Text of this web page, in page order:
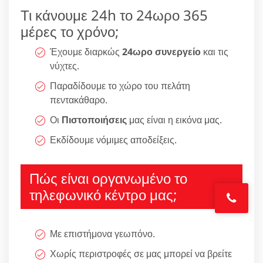
Τι κάνουμε 24h το 24ωρο 365
μέρες το χρόνο;
Έχουμε διαρκώς 24ωρο συνεργείο και τις
νύχτες.
Παραδίδουμε το χώρο του πελάτη
πεντακάθαρο.
Οι Πιστοποιήσεις μας είναι η εικόνα μας.
Εκδίδουμε νόμιμες αποδείξεις.
Πώς είναι οργανωμένο το
τηλεφωνικό κέντρο μας;
Με επιστήμονα γεωπόνο.
Χωρίς περιστροφές σε μας μπορεί να βρείτε